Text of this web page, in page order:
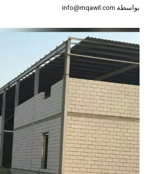
بواسطة info@mqawil.com